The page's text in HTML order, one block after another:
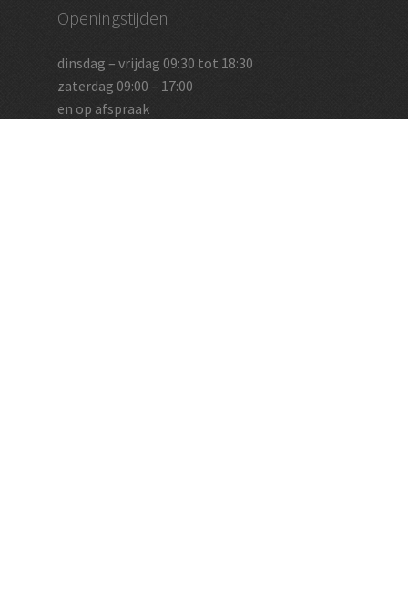
Openingstijden
dinsdag – vrijdag 09:30 tot 18:30
zaterdag 09:00 – 17:00
en op afspraak